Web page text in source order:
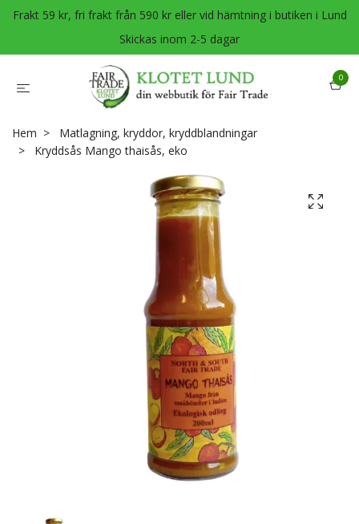
Frakt 59 kr, fri frakt från 590 kr eller vid hämtning i butiken i Lund
Skickas inom 2-5 dagar
0
Hem
Matlagning, kryddor, kryddblandningar
Kryddsås Mango thaisås, eko